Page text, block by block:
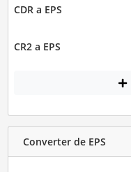
CDR a EPS
CR2 a EPS
Converter de EPS